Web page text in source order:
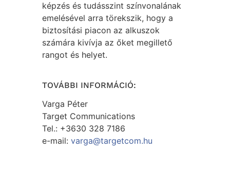
képzés és tudásszint színvonalának
emelésével arra törekszik, hogy a
biztosítási piacon az alkuszok
számára kivívja az őket megillető
rangot és helyet.
TOVÁBBI INFORMÁCIÓ:
Varga Péter
Target Communications
Tel.: +3630 328 7186
e-mail:varga@targetcom.hu